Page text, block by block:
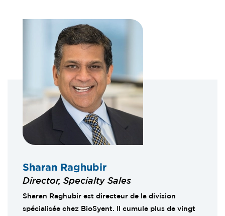
Sharan Raghubir
Director, Specialty Sales
Sharan Raghubir est directeur de la division
spécialisée chez BioSyent. Il cumule plus de vingt